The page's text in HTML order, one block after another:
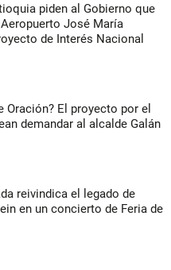
piden al Gobierno que
José María
de Interés Nacional
Oración? El proyecto por el
demandar al alcalde Galán
reivindica el legado de
en un concierto de Feria de